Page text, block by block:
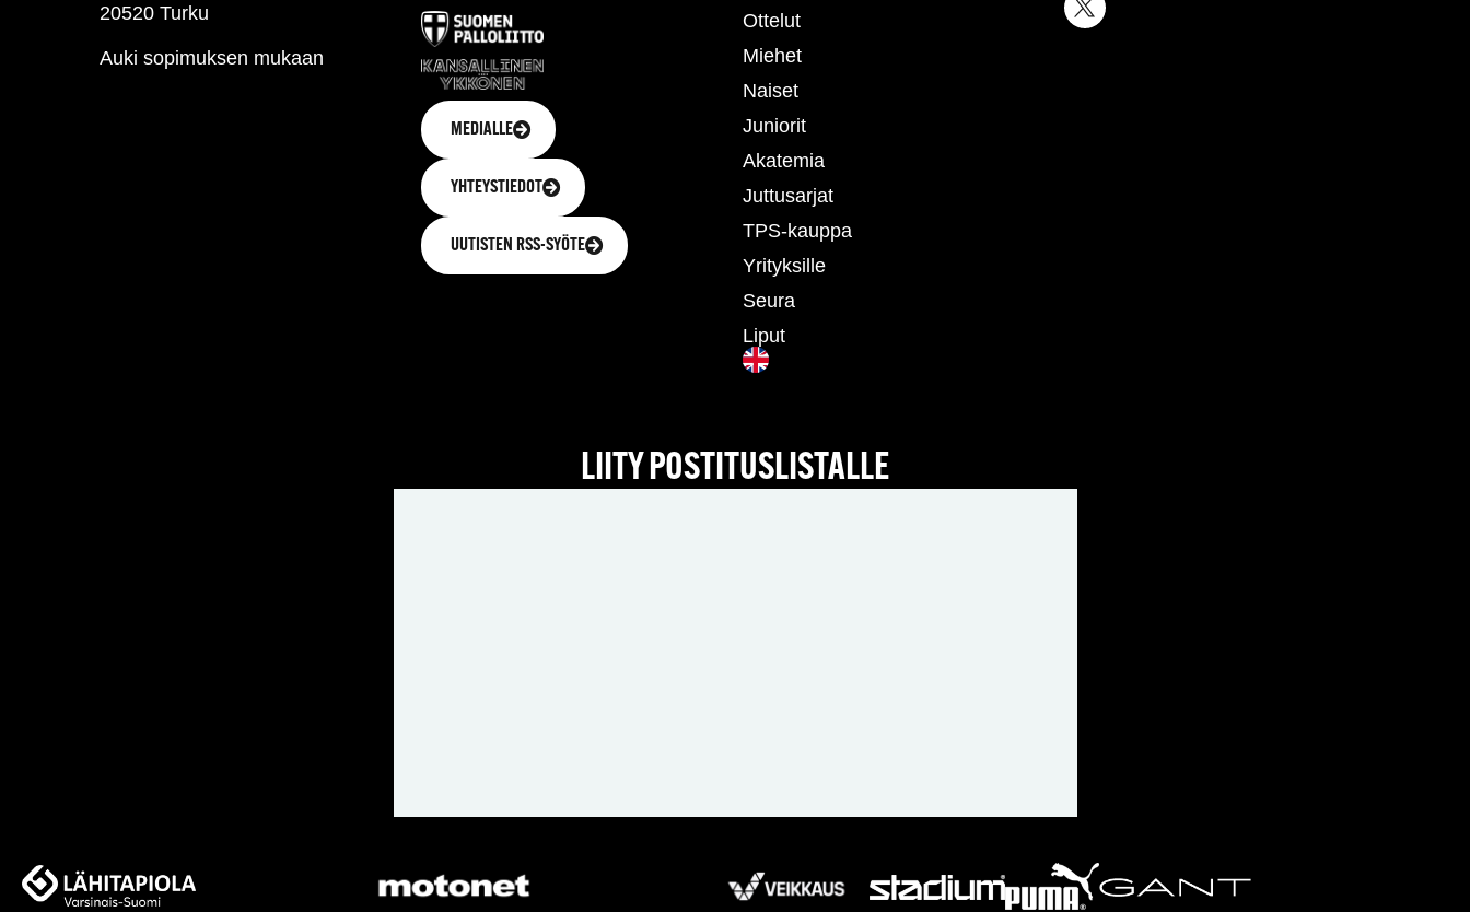
20520 Turku
Auki sopimuksen mukaan
MEDIALLE
YHTEYSTIEDOT
UUTISTEN RSS-SYÖTE
Ottelut
Miehet
Naiset
Juniorit
Akatemia
Juttusarjat
TPS-kauppa
Yrityksille
Seura
Liput
LIITY POSTITUSLISTALLE